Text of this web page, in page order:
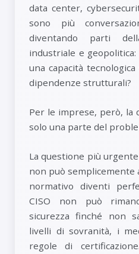
data center,
sono più
diventando parti
industriale e
una capacità
dipendenze strutturali?
Per le imprese, però, la
solo una parte del
La questione più
non può semplicemente
normativo diventi
CISO non può
sicurezza finché non
livelli di sovranità, i
regole di